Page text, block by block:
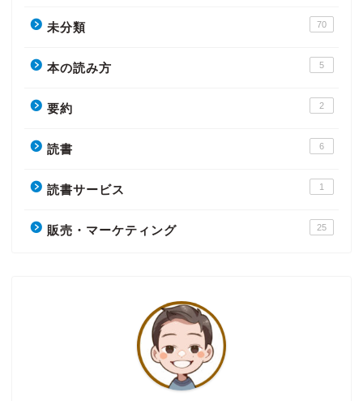
未分類 70
本の読み方 5
要約 2
読書 6
読書サービス 1
販売・マーケティング 25